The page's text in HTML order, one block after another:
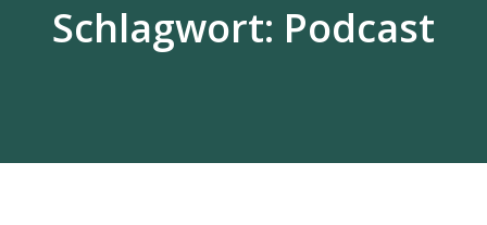
Schlagwort: Podcast